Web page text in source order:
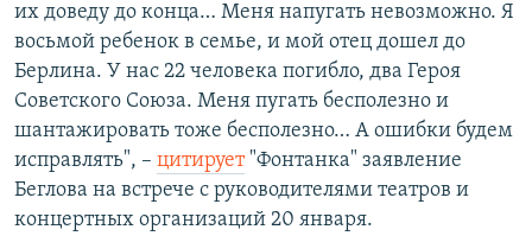
их доведу до конца… Меня напугать невозможно. Я
восьмой ребенок в семье, и мой отец дошел до
Берлина. У нас 22 человека погибло, два Героя
Советского Союза. Меня пугать бесполезно и
шантажировать тоже бесполезно… А ошибки будем
исправлять", – цитирует"Фонтанка" заявление
Беглова на встрече с руководителями театров и
концертных организаций 20 января.